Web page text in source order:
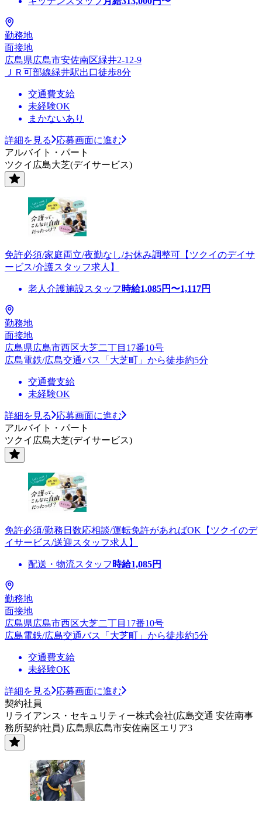
勤務地
面接地
広島県広島市安佐南区緑井2-12-9
ＪＲ可部線緑井駅出口徒歩8分
交通費支給
未経験OK
まかないあり
詳細を見る
応募画面に進む
アルバイト・パート
ツクイ広島大芝(デイサービス)
免許必須/家庭両立/夜勤なし/お休み調整可【ツクイのデイサ
ービス/介護スタッフ求人】
老人介護施設スタッフ 時給1,085円〜1,117円
勤務地
面接地
広島県広島市西区大芝二丁目17番10号
広島電鉄/広島交通バス「大芝町」から徒歩約5分
交通費支給
未経験OK
詳細を見る
応募画面に進む
アルバイト・パート
ツクイ広島大芝(デイサービス)
免許必須/勤務日数応相談/運転免許があればOK【ツクイのデ
イサービス/送迎スタッフ求人】
配送・物流スタッフ 時給1,085円
勤務地
面接地
広島県広島市西区大芝二丁目17番10号
広島電鉄/広島交通バス「大芝町」から徒歩約5分
交通費支給
未経験OK
詳細を見る
応募画面に進む
契約社員
リライアンス・セキュリティー株式会社(広島交通 安佐南事
務所契約社員) 広島県広島市安佐南区エリア3